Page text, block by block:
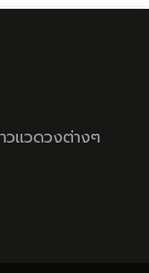
วแวดวงต่างๆ